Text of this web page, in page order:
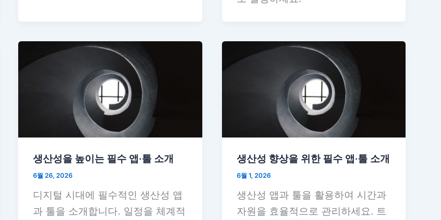
생산성을 높이는 필수 앱·툴 소개
6월 26, 2026
디지털 시대에 필수적인 생산성 앱
과 툴을 소개합니다. 일정을 체계적
생산성 향상을 위한 필수 앱·툴 소개
6월 1, 2026
생산성 앱과 툴을 활용하여 시간과
자원을 효율적으로 관리하세요. 트